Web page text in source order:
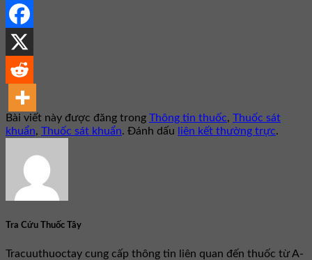
Bài viết này được đăng trong Thông tin thuốc, Thuốc sát
khuẩn, Thuốc sát khuẩn. Đánh dấu liên kết thường trực.
Tra Cứu Thuốc Tây
Tracuuthuoctay cung cấp thông tin liên quan đến thuốc từ A-